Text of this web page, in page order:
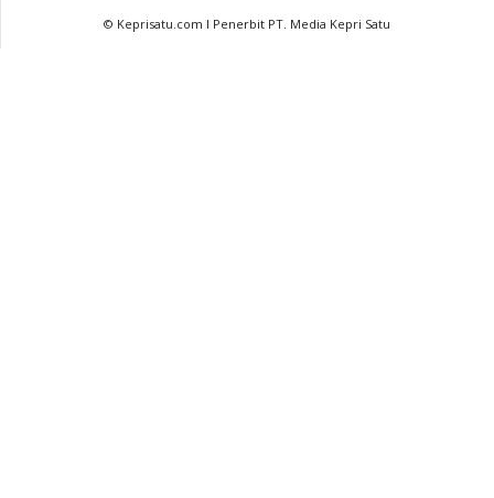
© Keprisatu.com I Penerbit PT. Media Kepri Satu